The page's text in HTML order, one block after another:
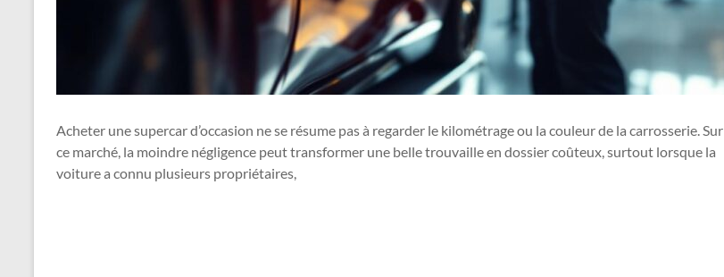
Acheter une supercar d’occasion ne se résume pas à regarder le kilométrage ou la couleur de la carrosserie. Sur
ce marché, la moindre négligence peut transformer une belle trouvaille en dossier coûteux, surtout lorsque la
voiture a connu plusieurs propriétaires,